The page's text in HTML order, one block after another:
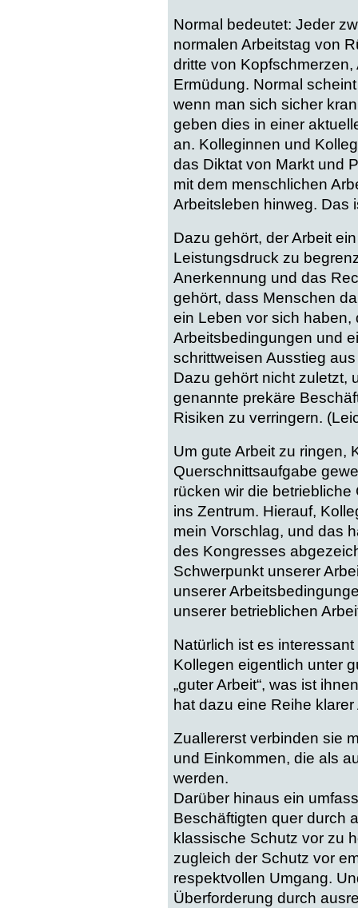
Normal bedeutet: Jeder
normalen Arbeitstag von
dritte von
Ermüdung. Normal
wenn man sich sicher
geben dies in einer
an. Kolleginnen und
das Diktat von Markt und
mit dem menschlichen
Arbeitsleben hinweg. Das
Dazu gehört, der Arbeit
Leistungsdruck zu
Anerkennung und das
gehört, dass Menschen
ein Leben vor sich
Arbeitsbedingungen und
schrittweisen Ausstieg
Dazu gehört nicht zuletzt,
genannte prekäre
Risiken zu verringern.
Um gute Arbeit zu ringen,
Querschnittsaufgabe
rücken wir die
ins Zentrum. Hierauf,
mein Vorschlag, und das
des Kongresses
Schwerpunkt unserer
unserer
unserer betrieblichen
Natürlich ist es
Kollegen eigentlich unter
„guter Arbeit“, was ist
hat dazu eine Reihe
Zuallererst verbinden sie
und Einkommen, die als
werden.
Darüber hinaus ein
Beschäftigten quer durch
klassische Schutz vor zu
zugleich der Schutz vor
respektvollen Umgang.
Überforderung durch